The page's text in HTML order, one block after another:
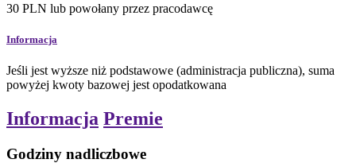
30 PLN lub powołany przez pracodawcę
Informacja
Jeśli jest wyższe niż podstawowe (administracja publiczna), suma
powyżej kwoty bazowej jest opodatkowana
Informacja Premie
Godziny nadliczbowe